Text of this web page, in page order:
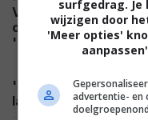
Vanavond kijk je op
onbegrepen scifi-
'Neo'
NIEUWS
'Supergirl' krijgt
lager dan beruchte
surfgedrag.
wijzigen door
'Meer opties'
advertentie- en